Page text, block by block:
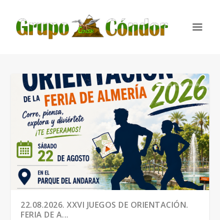
22.08.2026. XXVI JUEGOS DE ORIENTACIÓN.
FERIA DE A...